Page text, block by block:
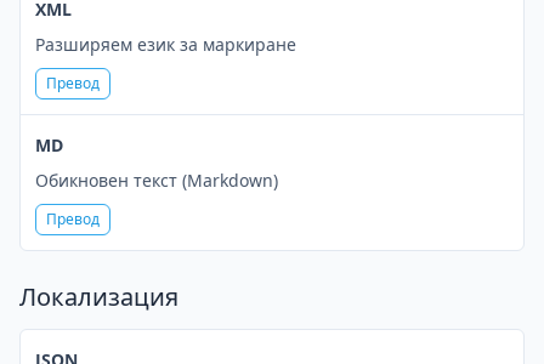
XML
Разширяем език за маркиране
Превод
MD
Обикновен текст (Markdown)
Превод
Локализация